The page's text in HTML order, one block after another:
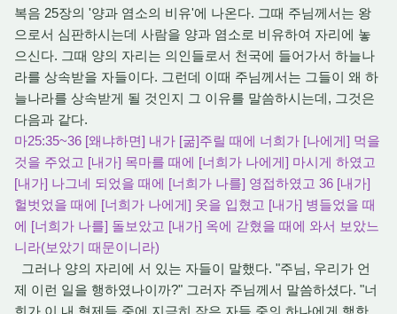
복음 25장의 '양과 염소의 비유'에 나온다. 그때 주님께서는 왕
으로서 심판하시는데 사람을 양과 염소로 비유하여 자리에 놓
으신다. 그때 양의 자리는 의인들로서 천국에 들어가서 하늘나
라를 상속받을 자들이다. 그런데 이때 주님께서는 그들이 왜 하
늘나라를 상속받게 될 것인지 그 이유를 말씀하시는데, 그것은
다음과 같다.
마25:35~36 [왜냐하면] 내가 [굶]주릴 때에 너희가 [나에게] 먹을
것을 주었고 [내가] 목마를 때에 [너희가 나에게] 마시게 하였고
[내가] 나그네 되었을 때에 [너희가 나를] 영접하였고 36 [내가]
헐벗었을 때에 [너희가 나에게] 옷을 입혔고 [내가] 병들었을 때
에 [너희가 나를] 돌보았고 [내가] 옥에 갇혔을 때에 와서 보았느
니라(보았기 때문이니라)
그러나 양의 자리에 서 있는 자들이 말했다. "주님, 우리가 언
제 이런 일을 행하였나이까?" 그러자 주님께서 말씀하셨다. "너
희가 이 내 형제들 중에 지극히 작은 자들 중의 하나에게 행한